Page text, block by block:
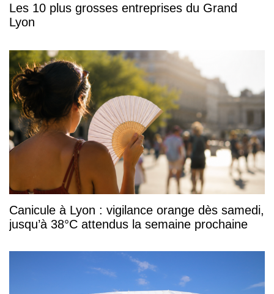
Les 10 plus grosses entreprises du Grand
Lyon
Canicule à Lyon : vigilance orange dès samedi,
jusqu’à 38°C attendus la semaine prochaine